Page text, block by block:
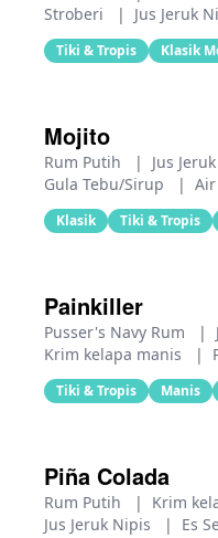
Stroberi
| Jus Jeruk
Tiki & Tropis Klasik
Mojito
Rum Putih | Jus
Gula Tebu/Sirup
| Air
Klasik Tiki & Tropis
Painkiller
Pusser's Navy Rum |
Krim kelapa manis
|
Tiki & Tropis Manis
Piña Colada
Rum Putih | Krim
Jus Jeruk Nipis
| Es